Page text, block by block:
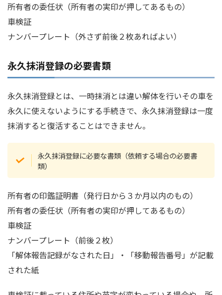
所有者の委任状（所有者の実印が押してあるもの）
車検証
ナンバープレート（外さず前後２枚あればよい）
永久抹消登録の必要書類
永久抹消登録とは、一時抹消とは違い解体を行いその車を
永久に使えないようにする手続きで、永久抹消登録は一度
抹消すると復活することはできません。
永久抹消登録に必要な書類（依頼する場合の必要書
類）
所有者の印鑑証明書（発行日から３か月以内のもの）
所有者の委任状（所有者の実印が押してあるもの）
車検証
ナンバープレート（前後２枚）
「解体報告記録がなされた日」・「移動報告番号」が記載
された紙